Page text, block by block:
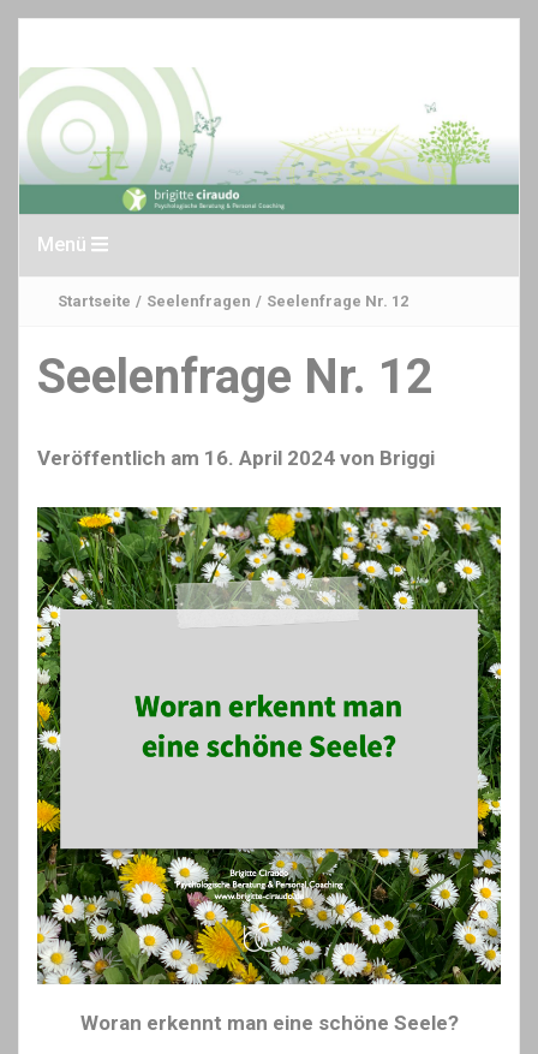
Menü
Startseite / Seelenfragen / Seelenfrage Nr. 12
Seelenfrage Nr. 12
Veröffentlich am 16. April 2024 von Briggi
Woran erkennt man eine schöne Seele?